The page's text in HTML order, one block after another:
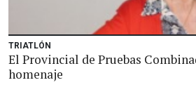
TRIATLÓN
El Provincial de Pruebas
homenaje